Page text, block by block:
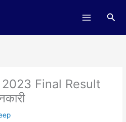
2023 Final Result